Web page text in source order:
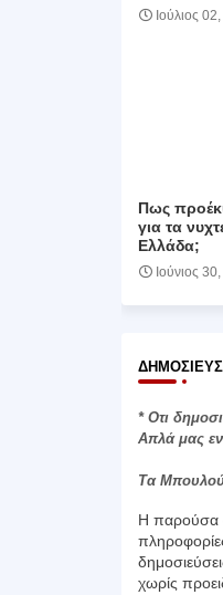
Ιούλιος
Πως
για τα
Ελλάδα;
Ιούνιος
* Οτι
Απλά μας
Τα
Η παρούσα
χωρίς